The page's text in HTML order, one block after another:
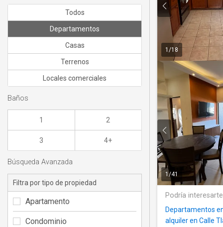
1 /18
1 /41
Podría
Departamentos
alquiler en Calle
Todos
Departamentos
Casas
Terrenos
Locales comerciales
Baños
1 2
3 4+
Búsqueda Avanzada
Filtra por tipo de propiedad
Apartamento
Condominio